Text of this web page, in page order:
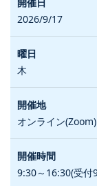
2026/9/17
木
オンライン(Zoom)
9:30～16:30(受付